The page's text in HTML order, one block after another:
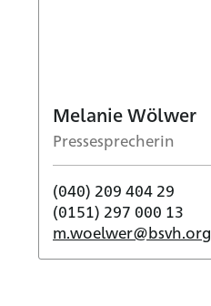
Melanie Wölwer
Pressesprecherin
(040) 209 404 29
(0151) 297 000 13
m.woelwer@bsvh.org